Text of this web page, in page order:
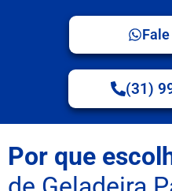
(31)
Por que